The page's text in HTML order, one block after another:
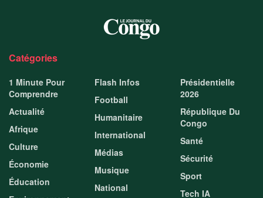
Catégories
1 Minute Pour
Comprendre
Actualité
Afrique
Culture
Économie
Éducation
Flash Infos
Football
Humanitaire
International
Médias
Musique
National
Présidentielle
2026
République Du
Congo
Santé
Sécurité
Sport
Tech IA